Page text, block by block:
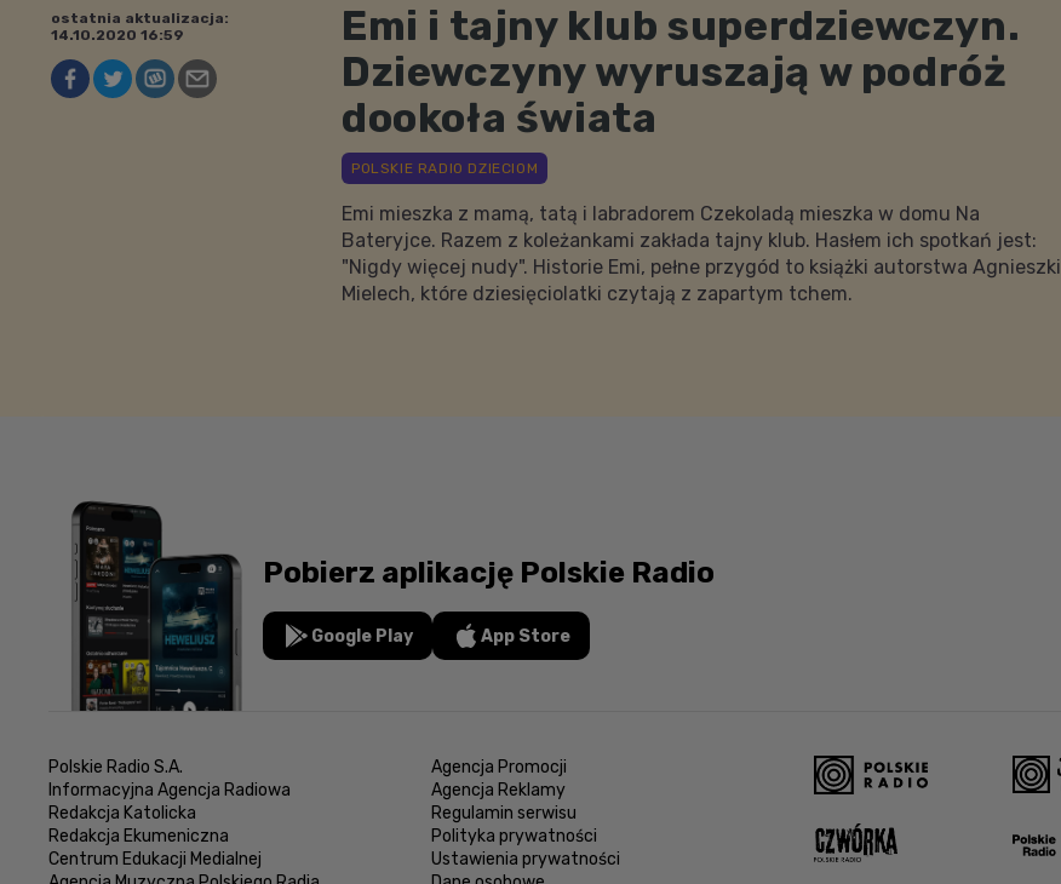
Emi i tajny klub superdziewczyn.
Dziewczyny wyruszają w podróż
dookoła świata
ostatnia aktualizacja:
14.10.2020 16:59
Emi mieszka z mamą, tatą i labradorem Czekoladą mieszka w domu Na
Bateryjce. Razem z koleżankami zakłada tajny klub. Hasłem ich spotkań jest:
"Nigdy więcej nudy". Historie Emi, pełne przygód to książki autorstwa Agnieszki
Mielech, które dziesięciolatki czytają z zapartym tchem.
Pobierz aplikację Polskie Radio
Google Play App Store
Polskie Radio S.A.
Informacyjna Agencja Radiowa
Redakcja Katolicka
Redakcja Ekumeniczna
Centrum Edukacji Medialnej
Agencja Promocji
Agencja Reklamy
Regulamin serwisu
Polityka prywatności
Ustawienia prywatności